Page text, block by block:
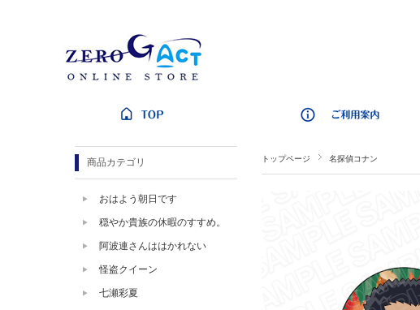
トップページ 名探偵コナン
商品カテゴリ
おはよう朝日です
穏やか貴族の休暇のすすめ。
阿波連さんははかれない
怪盗クイーン
七瀬彩夏